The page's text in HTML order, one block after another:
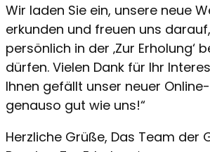
Wir laden Sie ein, unsere neue
erkunden und freuen uns
persönlich in der ‚Zur Erholung‘
dürfen. Vielen Dank für Ihr
Ihnen gefällt unser neuer
genauso gut wie uns!“
Herzliche Grüße, Das Team der